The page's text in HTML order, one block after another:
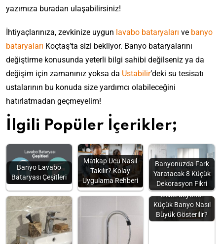
yazımıza buradan ulaşabilirsiniz!
İhtiyaçlarınıza, zevkinize uygun lavabo bataryaları ve banyo
bataryaları Koçtaş’ta sizi bekliyor. Banyo bataryalarını
değiştirme konusunda yeterli bilgi sahibi değilseniz ya da
değişim için zamanınız yoksa da Ustabilir’deki su tesisatı
ustalarının bu konuda size yardımcı olabileceğini
hatırlatmadan geçmeyelim!
İlgili Popüler İçerikler;
Banyo Lavabo
Bataryası Çeşitleri
Matkap Ucu Nasıl
Takılır? Kolay
Uygulama Rehberi
Banyonuzda Fark
Yaratacak 8 Küçük
Dekorasyon Fikri
Küçük Banyo
Dekorasyonu:
Küçük Banyo Nasıl
Büyük Gösterilir?